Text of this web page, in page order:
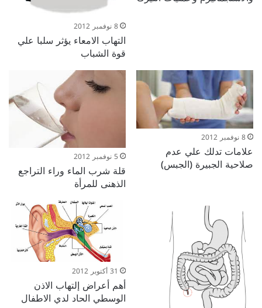
8 نوفمبر 2012
التهاب الامعاء يؤثر سلبا علي
قوة الشباب
8 نوفمبر 2012
علامات تدلك علي عدم
صلاحية الجبيرة (الجبس) 5 نوفمبر 2012
قلة شرب الماء وراء التراجع
الذهنى للمرأة
31 أكتوبر 2012
أهم أعراض إلتهاب الاذن
الوسطي الحاد لدي الاطفال